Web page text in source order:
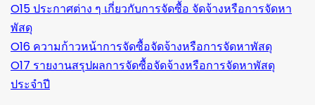
O15 ประกาศต่าง ๆ เกี่ยวกับการจัดซื้อ จัดจ้างหรือการจัดหา
พัสดุ
O16 ความก้าวหน้าการจัดซื้อจัดจ้างหรือการจัดหาพัสดุ
O17 รายงานสรุปผลการจัดซื้อจัดจ้างหรือการจัดหาพัสดุ
ประจำปี